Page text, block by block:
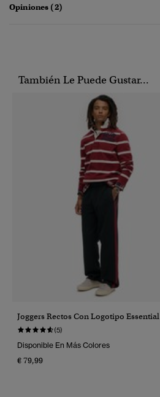
Opiniones (2)
También Le Puede Gustar...
Joggers Rectos Con Logotipo Essential
(5)
Disponible En Más Colores
€ 79,99